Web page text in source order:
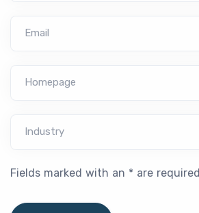
Email
Homepage
Industry
Fields marked with an * are required